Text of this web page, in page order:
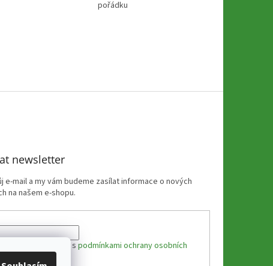
pořádku
newsletter
e-mail a my vám budeme zasílat informace o nových
na našem e-shopu.
e-mailu souhlasíte spodmínkami ochrany osobních